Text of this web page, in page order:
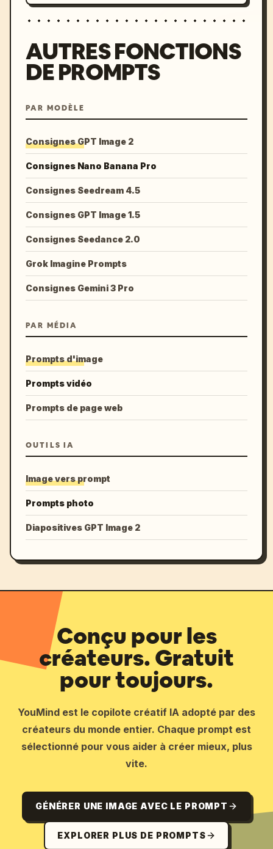
AUTRES FONCTIONS
DE PROMPTS
PAR MODÈLE
Consignes GPT Image 2
Consignes Nano Banana Pro
Consignes Seedream 4.5
Consignes GPT Image 1.5
Consignes Seedance 2.0
Grok Imagine Prompts
Consignes Gemini 3 Pro
PAR MÉDIA
Prompts d'image
Prompts vidéo
Prompts de page web
OUTILS IA
Image vers prompt
Prompts photo
Diapositives GPT Image 2
Conçu pour les
créateurs. Gratuit
pour toujours.
YouMind est le copilote créatif IA adopté par des
créateurs du monde entier. Chaque prompt est
sélectionné pour vous aider à créer mieux, plus
vite.
GÉNÉRER UNE IMAGE AVEC LE PROMPT
EXPLORER PLUS DE PROMPTS